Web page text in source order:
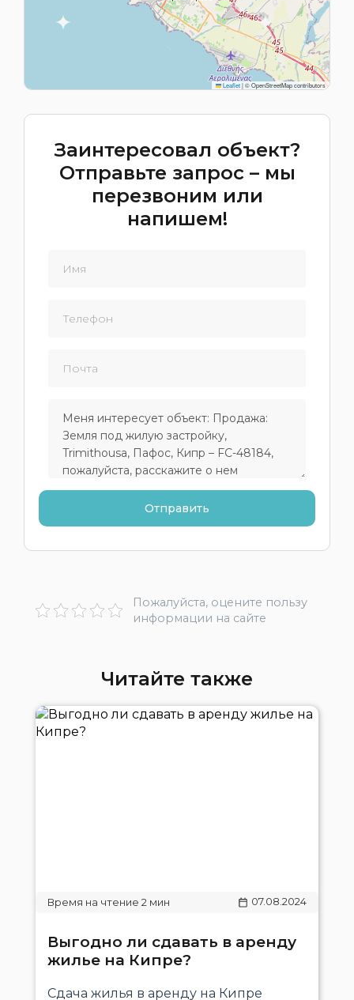
Leaflet|© OpenStreetMap contributors
Заинтересовал объект?
Отправьте запрос – мы
перезвоним или
напишем!
Пожалуйста, оцените пользу
информации на сайте
Читайте также
07.08.2024
Выгодно ли сдавать в аренду
жилье на Кипре?
Сдача жилья в аренду на Кипре